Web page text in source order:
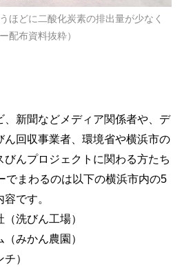
ほどに二酸化炭素の排出量が少なく
配布資料抜粋）
、新聞などメディア関係者や、デ
ん回収事業者、環境省や横浜市の
んプロジェクトに関わる方たち
でまわるのは以下の横浜市内の5
です。
洗びん工場）
みかん農園）
）